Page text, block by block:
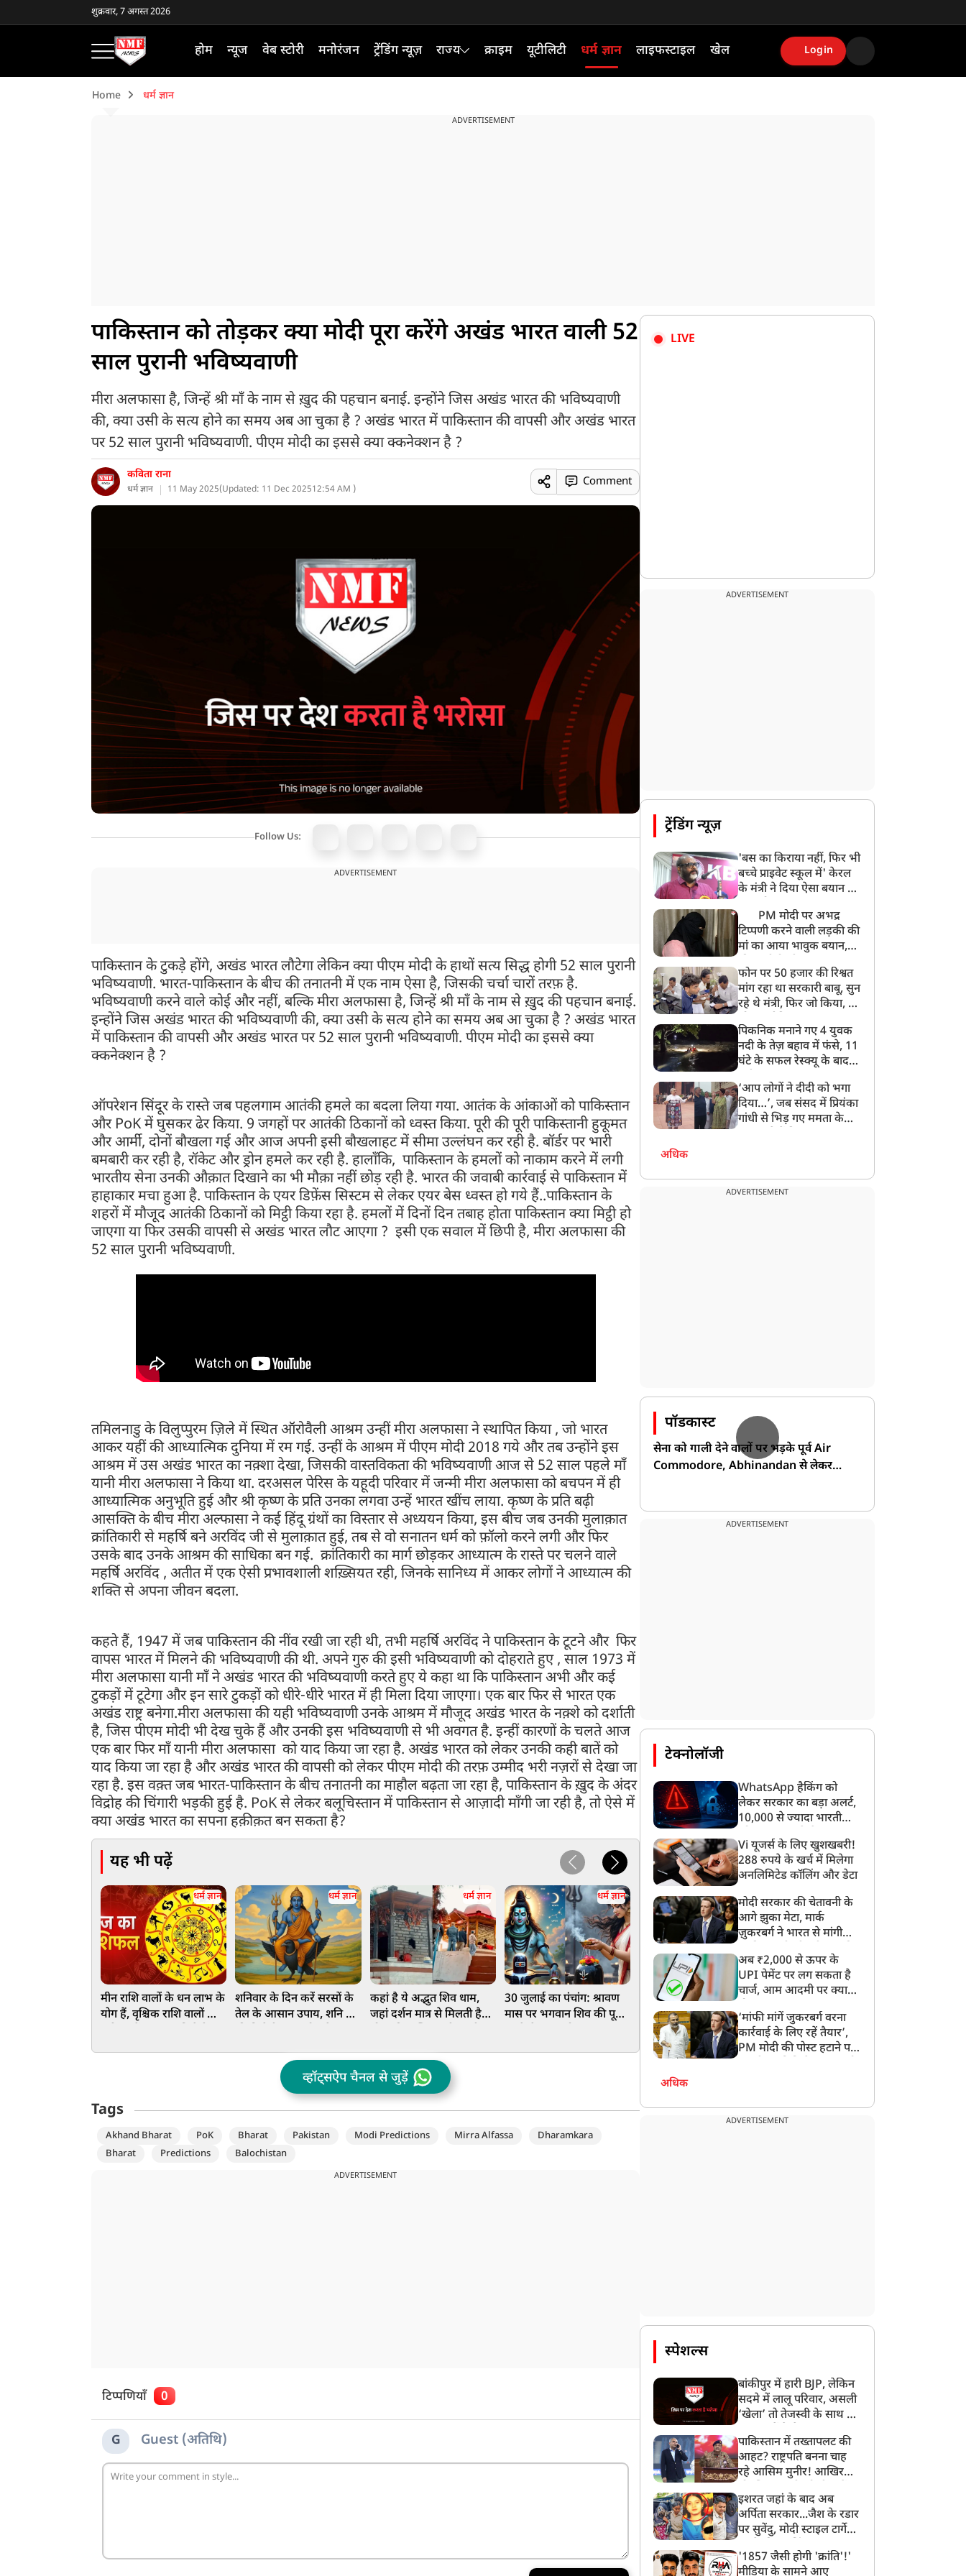
शुक्रवार, 7 अगस्त 2026
होम न्यूज वेब स्टोरी मनोरंजन ट्रेंडिंग न्यूज़ राज्य क्राइम यूटीलिटी धर्म ज्ञान लाइफस्टाइल खेल Login
Home धर्म ज्ञान
ADVERTISEMENT
पाकिस्तान को तोड़कर क्या मोदी पूरा करेंगे अखंड भारत वाली 52
साल पुरानी भविष्यवाणी
मीरा अलफासा है, जिन्हें श्री माँ के नाम से ख़ुद की पहचान बनाई. इन्होंने जिस अखंड भारत की भविष्यवाणी
की, क्या उसी के सत्य होने का समय अब आ चुका है ? अखंड भारत में पाकिस्तान की वापसी और अखंड भारत
पर 52 साल पुरानी भविष्यवाणी. पीएम मोदी का इससे क्या क्कनेक्शन है ?
कविता राना
धर्म ज्ञान 11 May 2025(Updated: 11 Dec 202512:54 AM )
Comment
Follow Us:
ADVERTISEMENT
पाकिस्तान के टुकड़े होंगे, अखंड भारत लौटेगा लेकिन क्या पीएम मोदी के हाथों सत्य सिद्ध होगी 52 साल पुरानी
भविष्यवाणी. भारत-पाकिस्तान के बीच की तनातनी में एक नाम ऐसा है, जिसकी चर्चा चारों तरफ़ है.
भविष्यवाणी करने वाले कोई और नहीं, बल्कि मीरा अलफासा है, जिन्हें श्री माँ के नाम से ख़ुद की पहचान बनाई.
इन्होंने जिस अखंड भारत की भविष्यवाणी की, क्या उसी के सत्य होने का समय अब आ चुका है ? अखंड भारत
में पाकिस्तान की वापसी और अखंड भारत पर 52 साल पुरानी भविष्यवाणी. पीएम मोदी का इससे क्या
क्कनेक्शन है ?
ऑपरेशन सिंदूर के रास्ते जब पहलगाम आतंकी हमले का बदला लिया गया. आतंक के आंकाओं को पाकिस्तान
और PoK में घुसकर ढेर किया. 9 जगहों पर आतंकी ठिकानों को ध्वस्त किया. पूरी की पूरी पाकिस्तानी हुकूमत
और आर्मी, दोनों बौखला गई और आज अपनी इसी बौखलाहट में सीमा उल्लंघन कर रही है. बॉर्डर पर भारी
बमबारी कर रही है, रॉकेट और ड्रोन हमले कर रही है. हालाँकि, पाकिस्तान के हमलों को नाकाम करने में लगी
भारतीय सेना उनकी औक़ात दिखाने का भी मौक़ा नहीं छोड़ रही है. भारत की जवाबी कार्रवाई से पाकिस्तान में
हाहाकार मचा हुआ है. पाकिस्तान के एयर डिफ़ेंस सिस्टम से लेकर एयर बेस ध्वस्त हो गये हैं..पाकिस्तान के
शहरों में मौजूद आतंकी ठिकानों को मिट्ठी किया रहा है. हमलों में दिनों दिन तबाह होता पाकिस्तान क्या मिट्ठी हो
जाएगा या फिर उसकी वापसी से अखंड भारत लौट आएगा ? इसी एक सवाल में छिपी है, मीरा अलफासा की
52 साल पुरानी भविष्यवाणी.
तमिलनाडु के विलुप्पुरम ज़िले में स्थित ऑरोवैली आश्रम उन्हीं मीरा अलफासा ने स्थापित किया , जो भारत
आकर यहीं की आध्यात्मिक दुनिया में रम गई. उन्हीं के आश्रम में पीएम मोदी 2018 गये और तब उन्होंने इस
आश्रम में उस अखंड भारत का नक़्शा देखा, जिसकी वास्तविकता की भविष्यवाणी आज से 52 साल पहले माँ
यानी मीरा अलफासा ने किया था. दरअसल पेरिस के यहूदी परिवार में जन्मी मीरा अलफासा को बचपन में ही
आध्यात्मिक अनुभूति हुई और श्री कृष्ण के प्रति उनका लगवा उन्हें भारत खींच लाया. कृष्ण के प्रति बढ़ी
आसक्ति के बीच मीरा अल्फासा ने कई हिंदू ग्रंथों का विस्तार से अध्ययन किया, इस बीच जब उनकी मुलाक़ात
क्रांतिकारी से महर्षि बने अरविंद जी से मुलाक़ात हुई, तब से वो सनातन धर्म को फ़ॉलो करने लगी और फिर
उसके बाद उनके आश्रम की साधिका बन गई. क्रांतिकारी का मार्ग छोड़कर आध्यात्म के रास्ते पर चलने वाले
महर्षि अरविंद , अतीत में एक ऐसी प्रभावशाली शख़्सियत रही, जिनके सानिध्य में आकर लोगों ने आध्यात्म की
शक्ति से अपना जीवन बदला.
कहते हैं, 1947 में जब पाकिस्तान की नींव रखी जा रही थी, तभी महर्षि अरविंद ने पाकिस्तान के टूटने और फिर
वापस भारत में मिलने की भविष्यवाणी की थी. अपने गुरु की इसी भविष्यवाणी को दोहराते हुए , साल 1973 में
मीरा अलफासा यानी माँ ने अखंड भारत की भविष्यवाणी करते हुए ये कहा था कि पाकिस्तान अभी और कई
टुकड़ों में टूटेगा और इन सारे टुकड़ों को धीरे-धीरे भारत में ही मिला दिया जाएगा। एक बार फिर से भारत एक
अखंड राष्ट्र बनेगा.मीरा अलफासा की यही भविष्यवाणी उनके आश्रम में मौजूद अखंड भारत के नक़्शे को दर्शाती
है, जिस पीएम मोदी भी देख चुके हैं और उनकी इस भविष्यवाणी से भी अवगत है. इन्हीं कारणों के चलते आज
एक बार फिर माँ यानी मीरा अलफासा को याद किया जा रहा है. अखंड भारत को लेकर उनकी कही बातें को
याद किया जा रहा है और अखंड भारत की वापसी को लेकर पीएम मोदी की तरफ़ उम्मीद भरी नज़रों से देखा जा
रहा है. इस वक़्त जब भारत-पाकिस्तान के बीच तनातनी का माहौल बढ़ता जा रहा है, पाकिस्तान के ख़ुद के अंदर
विद्रोह की चिंगारी भड़की हुई है. PoK से लेकर बलूचिस्तान में पाकिस्तान से आज़ादी माँगी जा रही है, तो ऐसे में
क्या अखंड भारत का सपना हक़ीक़त बन सकता है?
यह भी पढ़ें
धर्म ज्ञान
मीन राशि वालों के धन लाभ के
योग हैं, वृश्चिक राशि वालों को
धर्म ज्ञान
शनिवार के दिन करें सरसों के
तेल के आसान उपाय, शनि देव
धर्म ज्ञान
कहां है ये अद्भुत शिव धाम,
जहां दर्शन मात्र से मिलती है
धर्म ज्ञान
30 जुलाई का पंचांग: श्रावण
मास पर भगवान शिव की पूजा
धर्म ज्ञान
निरजंन पीठाधीश्वर आचार्य
महामंडलेश्वर स्वामी
कैलाशानन्द गिरि महाराज ने
सिद्धपीठ दक्षिण काली मंदिर में
किया विशेष रुद्राभिषेक, बड़ी
संख्या में पहुंचे श्रद्धालु
4 अगस्त का पंचांग: मंगला
गोरी व्रत पर एबीएन रहा धृति
योग, जानें शुभ मुहूर्त और
राहुकाल
व्हॉट्सऐप चैनल से जुड़ें
Tags
Akhand Bharat PoK Bharat Pakistan Modi Predictions Mirra Alfassa
Dharamkara
Bharat
Predictions Balochistan
ADVERTISEMENT
टिप्पणियाँ 0
G Guest (अतिथि)
LIVE
ADVERTISEMENT
ट्रेंडिंग न्यूज़
'बस का किराया नहीं, फिर भी
बच्चे प्राइवेट स्कूल में' केरल
के मंत्री ने दिया ऐसा बयान की
PM मोदी पर अभद्र
टिप्पणी करने वाली लड़की की
मां का आया भावुक बयान,
बेटी को गोद लें प्रधानमंत्री
फोन पर 50 हजार की रिश्वत
मांग रहा था सरकारी बाबू, सुन
रहे थे मंत्री, फिर जो किया, वो
पिकनिक मनाने गए 4 युवक
नदी के तेज़ बहाव में फंसे, 11
घंटे के सफल रेस्क्यू के बाद
‘आप लोगों ने दीदी को भगा
दिया…’, जब संसद में प्रियंका
गांधी से भिड़ गए ममता के
अधिक
ADVERTISEMENT
पॉडकास्ट
सेना को गाली देने वालों पर भड़के पूर्व Air
Commodore, Abhinandan से लेकर
ADVERTISEMENT
टेक्नोलॉजी
WhatsApp हैकिंग को
लेकर सरकार का बड़ा अलर्ट,
10,000 से ज्यादा भारतीयों
गया
Vi यूजर्स के लिए खुशखबरी!
288 रुपये के खर्च में मिलेगा
अनलिमिटेड कॉलिंग और डेटा
मोदी सरकार की चेतावनी के
आगे झुका मेटा, मार्क
ज़ुकरबर्ग ने भारत से मांगी
अब ₹2,000 से ऊपर के
UPI पेमेंट पर लग सकता है
चार्ज, आम आदमी पर क्या
‘मांफी मांगें जुकरबर्ग वरना
कार्रवाई के लिए रहें तैयार’,
PM मोदी की पोस्ट हटाने पर
अधिक
ADVERTISEMENT
स्पेशल्स
बांकीपुर में हारी BJP, लेकिन
सदमे में लालू परिवार, असली
‘खेला’ तो तेजस्वी के साथ हो
पाकिस्तान में तख्तापलट की
आहट? राष्ट्रपति बनना चाह
रहे आसिम मुनीर! आखिर
बनाया मोहरा?
इशरत जहां के बाद अब
अर्पिता सरकार...जैश के रडार
पर सुवेंदु, मोदी स्टाइल टार्गेट
बड़ा एक्शन!
'1857 जैसी होगी 'क्रांति'!'
मीडिया के सामने आए